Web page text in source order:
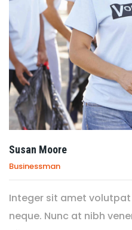
Susan Moore
Businessman
Integer sit amet
neque. Nunc at nibh